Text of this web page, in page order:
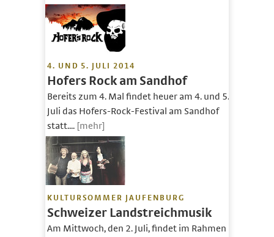
4. UND 5. JULI 2014
Hofers Rock am Sandhof
Bereits zum 4. Mal findet heuer am 4. und 5.
Juli das Hofers-Rock-Festival am Sandhof
statt.... [mehr]
KULTURSOMMER JAUFENBURG
Schweizer Landstreichmusik
Am Mittwoch, den 2. Juli, findet im Rahmen